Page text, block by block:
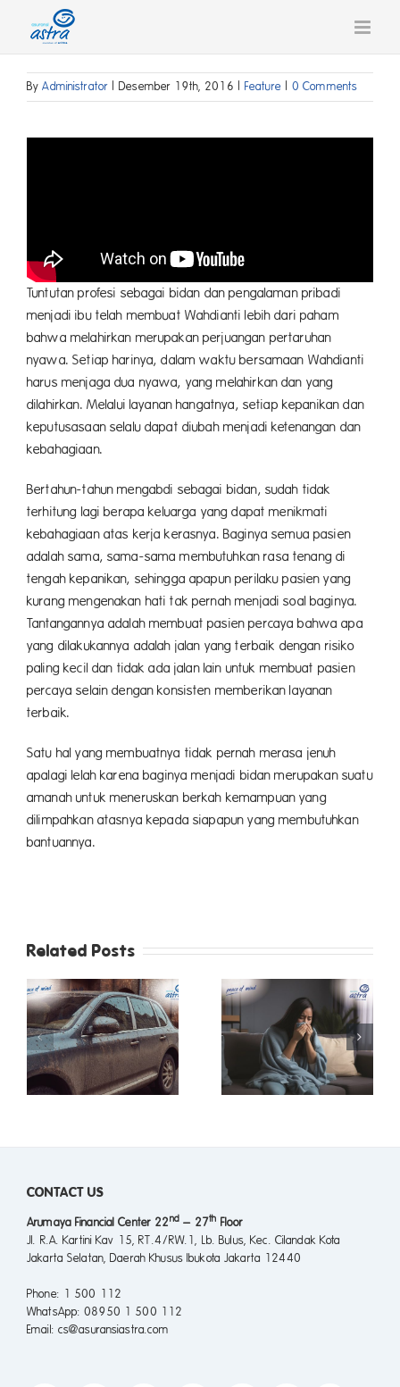
content
ByAdministrator | Desember 19th, 2016 | Feature | 0 Comments
Tuntutan profesi sebagai bidan dan pengalaman pribadi
menjadi ibu telah membuat Wahdianti lebih dari paham
bahwa melahirkan merupakan perjuangan pertaruhan
nyawa. Setiap harinya, dalam waktu bersamaan Wahdianti
harus menjaga dua nyawa, yang melahirkan dan yang
dilahirkan. Melalui layanan hangatnya, setiap kepanikan dan
keputusasaan selalu dapat diubah menjadi ketenangan dan
kebahagiaan.
Bertahun-tahun mengabdi sebagai bidan, sudah tidak
terhitung lagi berapa keluarga yang dapat menikmati
kebahagiaan atas kerja kerasnya. Baginya semua pasien
adalah sama, sama-sama membutuhkan rasa tenang di
tengah kepanikan, sehingga apapun perilaku pasien yang
kurang mengenakan hati tak pernah menjadi soal baginya.
Tantangannya adalah membuat pasien percaya bahwa apa
yang dilakukannya adalah jalan yang terbaik dengan risiko
paling kecil dan tidak ada jalan lain untuk membuat pasien
percaya selain dengan konsisten memberikan layanan
terbaik.
Satu hal yang membuatnya tidak pernah merasa jenuh
apalagi lelah karena baginya menjadi bidan merupakan suatu
amanah untuk meneruskan berkah kemampuan yang
dilimpahkan atasnya kepada siapapun yang membutuhkan
bantuannya.
Related Posts
Kenali Penyakit
Musim Hujan agar
Hidup Lebih
Sehat dan Peace
of Mind
Tips Berkendara
Aman dan
Nyaman Di Jalan
Tol
CONTACT US
Arumaya Financial Center 22nd– 27th Floor
Jl. R.A. Kartini Kav 15, RT.4/RW.1, Lb. Bulus, Kec. Cilandak Kota
Jakarta Selatan, Daerah Khusus Ibukota Jakarta 12440
Phone: 1 500 112
WhatsApp: 08950 1 500 112
Email: cs@asuransiastra.com